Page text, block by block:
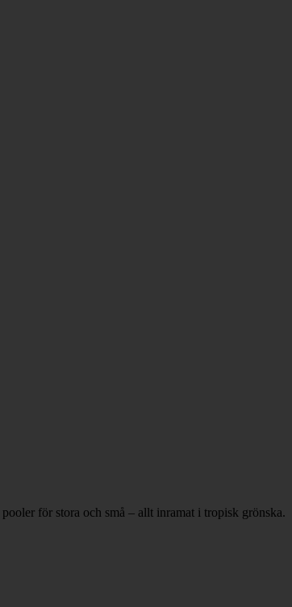
för stora och små – allt inramat i tropisk grönska.